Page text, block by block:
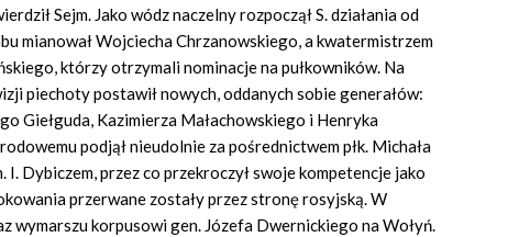
Sejm. Jako wódz naczelny rozpoczął S. działania od
mianował Wojciecha Chrzanowskiego, a kwatermistrzem
którzy otrzymali nominacje na pułkowników. Na
piechoty postawił nowych, oddanych sobie generałów:
Giełguda, Kazimierza Małachowskiego i Henryka
podjął nieudolnie za pośrednictwem płk. Michała
Dybiczem, przez co przekroczył swoje kompetencje jako
przerwane zostały przez stronę rosyjską. W
wymarszu korpusowi gen. Józefa Dwernickiego na Wołyń.